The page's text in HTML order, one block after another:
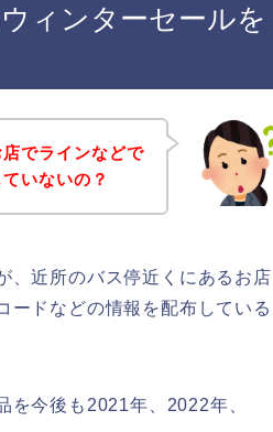
ィンターセールを
でラインなどで
いないの？
、近所のバス停近くにあるお店
ードなどの情報を配布している
を今後も2021年、2022年、